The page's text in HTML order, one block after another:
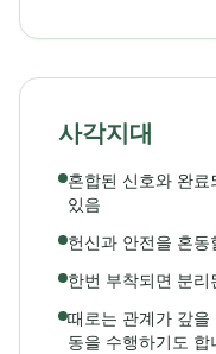
사각지대
혼합된 신호와 완
있음
헌신과 안전을 혼동
한번 부착되면 분
때로는 관계가 갚
동을 수행하기도 합